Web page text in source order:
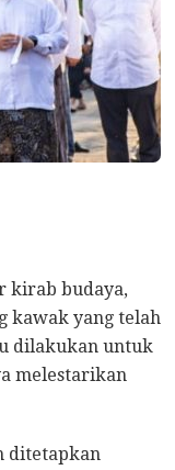
kirab budaya,
kawak yang telah
dilakukan untuk
melestarikan
ditetapkan